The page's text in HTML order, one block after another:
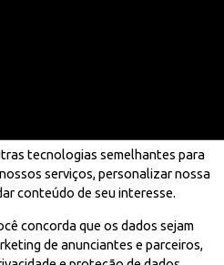
tecnologias semelhantes para
serviços, personalizar nossa
conteúdo de seu interesse.
concorda que os dados sejam
de anunciantes e parceiros,